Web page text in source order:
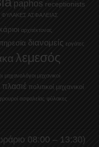
paphos receptionists
ΦΥΛΑΚΕΣ ΑΣΦΑΛΕΙΑΣ
αρχιτέκτονας
διανομείς εργάτες
λεμεσός
μηχανολόγοι μηχανικοί
πλασιέ πολιτικοί μηχανικοί
ασφαλείας φύλακες
08:00 – 13:30)